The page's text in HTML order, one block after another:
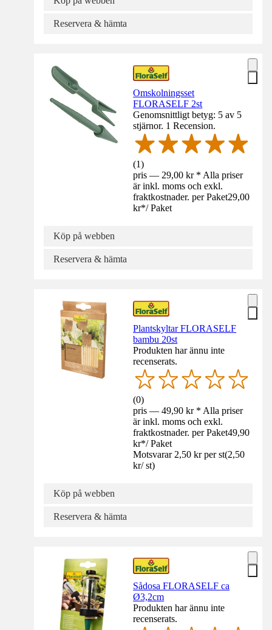
Reservera & hämta
Omskolningsset
FLORASELF 2st
Genomsnittligt betyg: 5 av 5
stjärnor. 1 Recension.
(1)
pris — 29,00 kr * Alla priser
är inkl. moms och exkl.
fraktkostnader. per Paket29,00
kr*/ Paket
Köp på webben
Reservera & hämta
Plantskyltar FLORASELF
bambu 20st
Produkten har ännu inte
recenserats.
(0)
pris — 49,90 kr * Alla priser
är inkl. moms och exkl.
fraktkostnader. per Paket49,90
kr*/ Paket
Motsvarar 2,50 kr per st(2,50
kr/ st)
Köp på webben
Reservera & hämta
Sådosa FLORASELF ca
Ø3,2cm
Produkten har ännu inte
recenserats.